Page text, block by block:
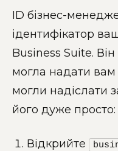
ID бізнес-
ідентифікатор
Business Suite.
могла надати
могли надіслати
його дуже просто:
Відкрийте